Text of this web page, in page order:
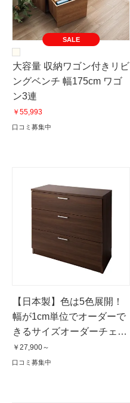
SALE
大容量 収納ワゴン付きリビ
ングベンチ 幅175cm ワゴ
ン3連
￥55,993
口コミ募集中
【日本製】色は5色展開！
幅が1cm単位でオーダーで
きるサイズオーダーチェス
ト 3段（高さ71cm）・奥行
35cm・幅25〜80cm
￥27,900～
口コミ募集中